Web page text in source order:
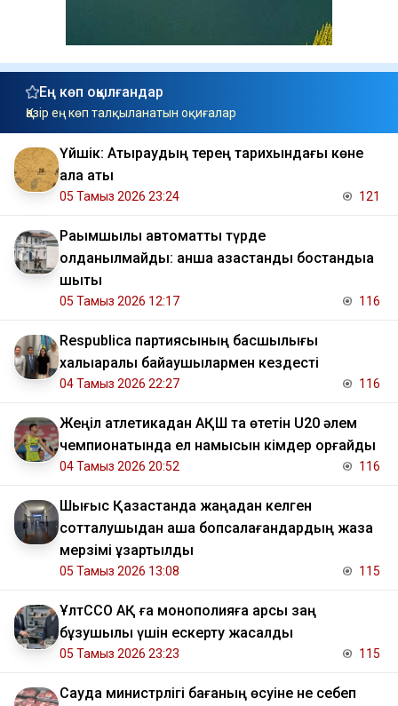
Ең көп оқылғандар
Қазір ең көп талқыланатын оқиғалар
Үйшік: Атыраудың терең тарихындағы көне
қала аты
05 Тамыз 2026 23:24 121
Рақымшылық автоматты түрде
қолданылмайды: қанша қазақстандық бостандыққа
шықты
05 Тамыз 2026 12:17 116
Respublica партиясының басшылығы
халықаралық байқаушылармен кездесті
04 Тамыз 2026 22:27 116
Жеңіл атлетикадан АҚШ та өтетін U20 әлем
чемпионатында ел намысын кімдер қорғайды
04 Тамыз 2026 20:52 116
Шығыс Қазақстанда жаңадан келген
сотталушыдан ақша бопсалағандардың жаза
мерзімі ұзартылды
05 Тамыз 2026 13:08 115
ҰлтССО АҚ ға монополияға қарсы заң
бұзушылық үшін ескерту жасалды
05 Тамыз 2026 23:23 115
Сауда министрлігі бағаның өсуіне не себеп